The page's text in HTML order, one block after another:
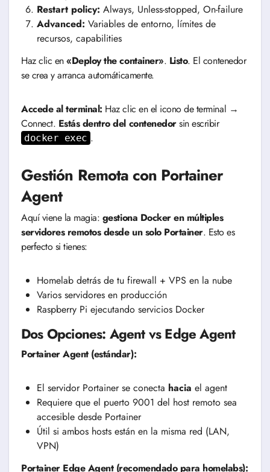
Restart policy: Always, Unless-stopped, On-failure
Advanced: Variables de entorno, límites de
recursos, capabilities
Haz clic en«Deploy the container». Listo. El contenedor
se crea y arranca automáticamente.
Accede al terminal: Haz clic en el icono de terminal →
Connect. Estás dentro del contenedorsin escribir
docker exec .
Gestión Remota con Portainer
Agent
Aquí viene la magia: gestiona Docker en múltiples
servidores remotos desde un solo Portainer. Esto es
perfecto si tienes:
Homelab detrás de tu firewall + VPS en la nube
Varios servidores en producción
Raspberry Pi ejecutando servicios Docker
Dos Opciones: Agent vs Edge Agent
Portainer Agent (estándar):
El servidor Portainer se conecta hacia el agent
Requiere que el puerto 9001 del host remoto sea
accesible desde Portainer
Útil si ambos hosts están en la misma red (LAN,
VPN)
Portainer Edge Agent (recomendado para homelabs):